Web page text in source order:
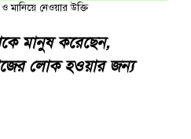
মানিয়ে নেওয়ার উক্তি
মানুষ করেছেন,
লোক হওয়ার জন্য